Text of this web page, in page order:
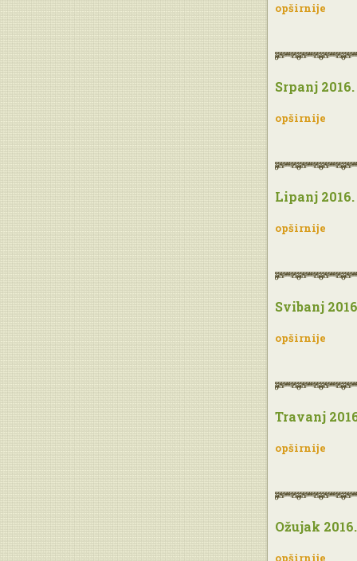
opširnije
Srpanj 2016.
opširnije
Lipanj 2016.
opširnije
Svibanj
opširnije
Travanj
opširnije
Ožujak 2016.
opširnije